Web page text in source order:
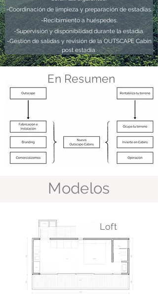
-Coordinación de limpieza y preparación de estadías.
-Recibimiento a huéspedes.
-Supervisión y disponibilidad durante la estadía.
-Gestión de salidas y revisión de la OUTSCAPE Cabin
post estadía.
En Resumen
Modelos
Loft